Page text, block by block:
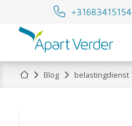
+31683415154
HomeBlog belastingdienst